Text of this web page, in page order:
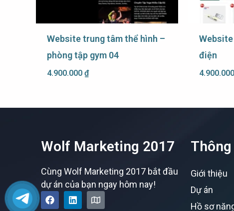
Website trung tâm thể hình –
phòng tập gym 04
4.900.000 ₫
điện
4.900.000
Wolf Marketing 2017
Cùng Wolf Marketing 2017 bắt đầu
dự án của bạn ngay hôm nay!
F
a
L
i
M
a
Giới thiệu
Dự án
Hồ sơ